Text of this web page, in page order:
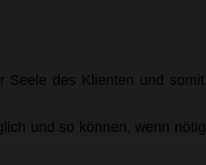
Seele des Klienten und
und so können, wenn